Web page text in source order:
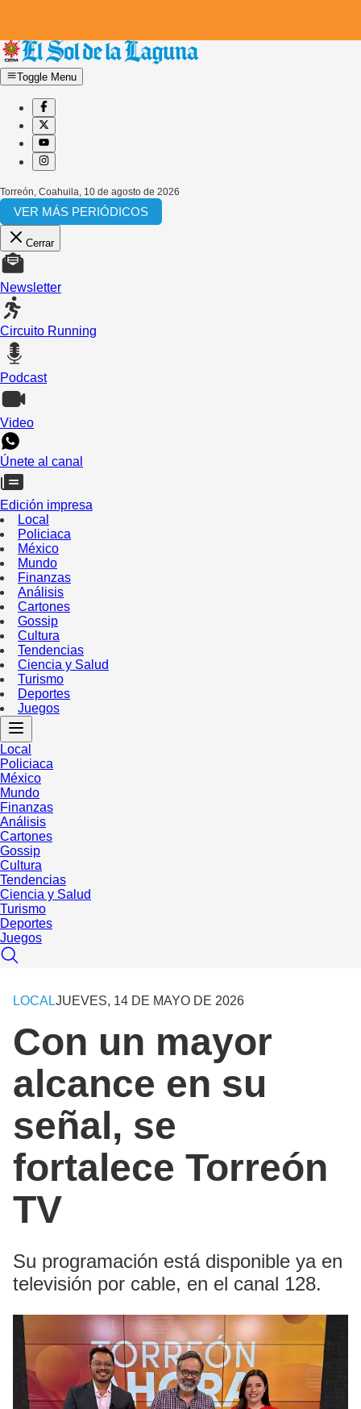
Toggle Menu
Torreón, Coahuila 10 de agosto de 2026
VER MÁS PERIÓDICOS
Cerrar
Newsletter
Circuito Running
Podcast
Video
Únete al canal
Edición impresa
Local
Policiaca
México
Mundo
Finanzas
Análisis
Cartones
Gossip
Cultura
Tendencias
Ciencia y Salud
Turismo
Deportes
Juegos
Local
Policiaca
México
Mundo
Finanzas
Análisis
Cartones
Gossip
Cultura
Tendencias
Ciencia y Salud
Turismo
Deportes
Juegos
LOCALJUEVES, 14 DE MAYO DE 2026
Con un mayor
alcance en su
señal, se
fortalece Torreón
TV
Su programación está disponible ya en
televisión por cable, en el canal 128.